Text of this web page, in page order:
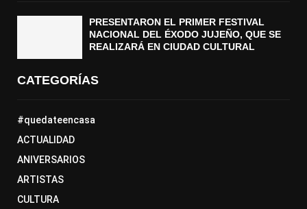
PRESENTARON EL PRIMER FESTIVAL
NACIONAL DEL ÉXODO JUJEÑO, QUE SE
REALIZARÁ EN CIUDAD CULTURAL
CATEGORÍAS
#quedateencasa
ACTUALIDAD
ANIVERSARIOS
ARTISTAS
CULTURA